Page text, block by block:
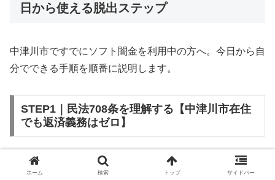
日から使える脱出ステップ
中津川市ですでにソフト闇金を利用中の方へ。今日から自
分でできる手順を順番に説明します。
STEP1｜民法708条を理解する【中津川市在住
でも返済義務はゼロ】
ソフト闇金を含む闇金との金銭消費貸借契約は、公序良俗
ホーム 検索 トップ サイドバー